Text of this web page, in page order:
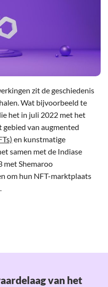
zit de geschiedenis
Wat bijvoorbeeld te
het in juli 2022 met het
van augmented
en kunstmatige
samen met de Indiase
met Shemaroo
om hun NFT-marktplaats
van het